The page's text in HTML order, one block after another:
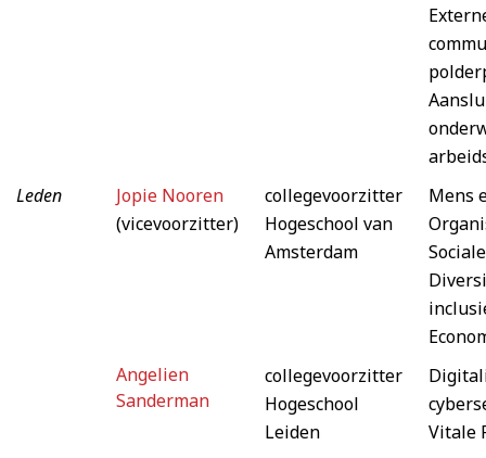
Leden
Jopie Nooren
(vicevoorzitter)
collegevoorzitter
Hogeschool van
Amsterdam
Mens
Angelien
Sanderman
collegevoorzitter
Hogeschool
Leiden
Vitale